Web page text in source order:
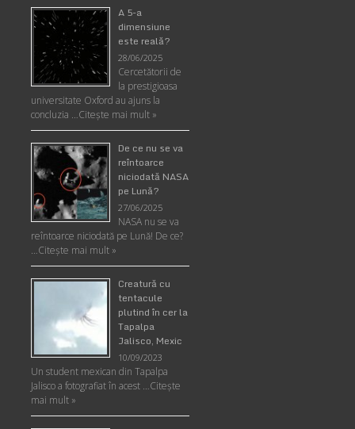
A 5-a
dimensiune
este reală?
28/06/2025
Cercetătorii de
la prestigioasa
universitate Oxford au ajuns la
concluzia …Citește mai mult »
De ce nu se va
reîntoarce
niciodată NASA
pe Lună?
27/06/2025
NASA nu se va
reîntoarce niciodată pe Lună! De ce?
…Citește mai mult »
Creatură cu
tentacule
plutind în cer la
Tapalpa
Jalisco, Mexic
10/09/2023
Un student mexican din Tapalpa
Jalisco a fotografiat în acest …Citește
mai mult »